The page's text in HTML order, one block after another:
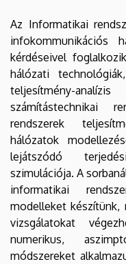
Az Informatikai
infokommunikációs
kérdéseivel
hálózati
teljesítmény-
számítástechnikai
rendszerek
hálózatok
lejátszódó
szimulációja. A
informatikai
modelleket készítünk,
vizsgálatokat
numerikus,
módszereket